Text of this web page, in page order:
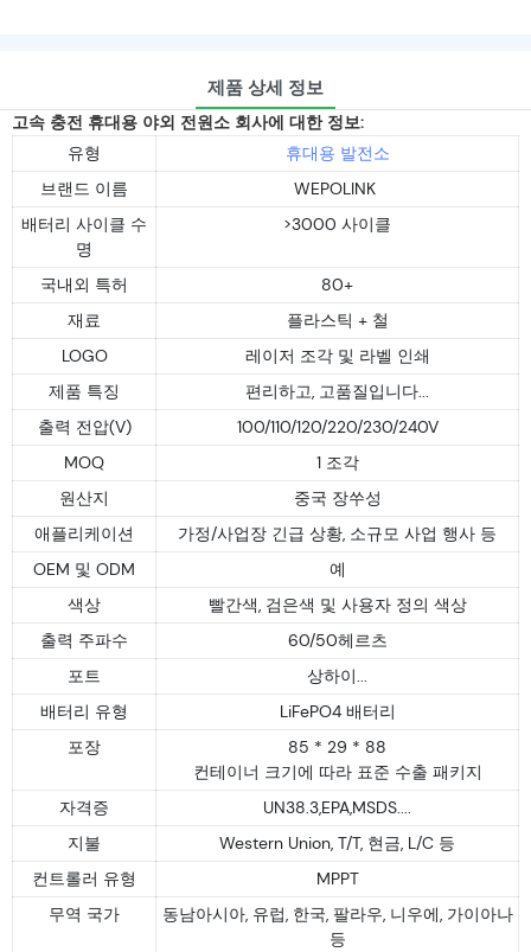
제품 상세 정보
고속 충전 휴대용 야외 전원소 회사에 대한 정보:
유형
휴대용 발전소
브랜드 이름
WEPOLINK
배터리 사이클 수
명
>3000 사이클
국내외 특허
80+
재료
플라스틱 + 철
LOGO
레이저 조각 및 라벨 인쇄
제품 특징
편리하고, 고품질입니다...
출력 전압(V)
100/110/120/220/230/240V
MOQ
1 조각
원산지
중국 장쑤성
애플리케이션
가정/사업장 긴급 상황, 소규모 사업 행사 등
OEM 및 ODM
예
색상
빨간색, 검은색 및 사용자 정의 색상
출력 주파수
60/50헤르츠
포트
상하이...
배터리 유형
LiFePO4 배터리
포장
85 * 29 * 88
컨테이너 크기에 따라 표준 수출 패키지
자격증
UN38.3,EPA,MSDS....
지불
Western Union, T/T, 현금, L/C 등
컨트롤러 유형
MPPT
무역 국가
동남아시아, 유럽, 한국, 팔라우, 니우에, 가이아나
등